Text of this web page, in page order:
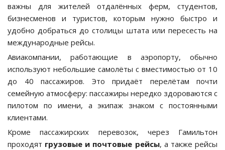
важны для жителей отдалённых ферм, студентов,
бизнесменов и туристов, которым нужно быстро и
удобно добраться до столицы штата или пересесть на
международные рейсы.
Авиакомпании, работающие в аэропорту, обычно
используют небольшие самолёты с вместимостью от 10
до 40 пассажиров. Это придаёт перелётам почти
семейную атмосферу: пассажиры нередко здороваются с
пилотом по имени, а экипаж знаком с постоянными
клиентами.
Кроме пассажирских перевозок, через Гамильтон
проходят грузовые и почтовые рейсы, а также рейсы